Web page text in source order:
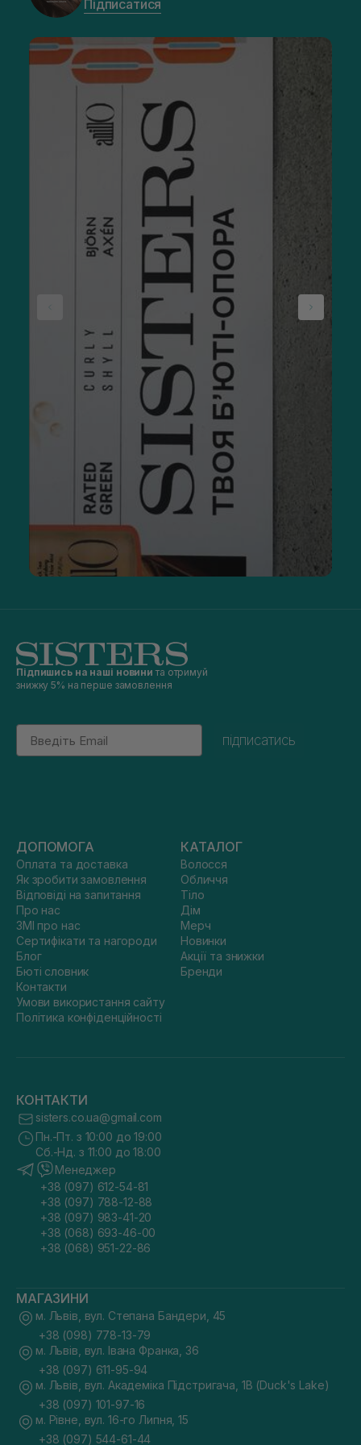
Підписатися
Підпишись на наші новини та отримуй
знижку 5% на перше замовлення
Email
підписатись
ДОПОМОГА
Оплата та доставка
Як зробити замовлення
Відповіді на запитання
Про нас
ЗМІ про нас
Сертифікати та нагороди
Блог
Бюті словник
Контакти
Умови використання сайту
Політика конфіденційності
КАТАЛОГ
Волосся
Обличчя
Тіло
Дім
Мерч
Новинки
Акції та знижки
Бренди
КОНТАКТИ
sisters.co.ua@gmail.com
Пн.-Пт. з 10:00 до 19:00
Сб.-Нд. з 11:00 до 18:00
Менеджер
+38 (097) 612-54-81
+38 (097) 788-12-88
+38 (097) 983-41-20
+38 (068) 693-46-00
+38 (068) 951-22-86
МАГАЗИНИ
м. Львів, вул. Степана Бандери, 45
+38 (098) 778-13-79
м. Львів, вул. Івана Франка, 36
+38 (097) 611-95-94
м. Львів, вул. Академіка Підстригача, 1В (Duck's Lake)
+38 (097) 101-97-16
м. Рівне, вул. 16-го Липня, 15
+38 (097) 544-61-44